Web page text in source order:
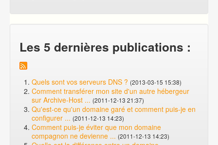
Les 5 dernières publications :
Quels sont vos serveurs DNS ? (2013-03-15 15:38)
Comment transférer mon site d'un autre hébergeur
sur Archive-Host ... (2011-12-13 21:37)
Qu'est-ce qu'un domaine garé et comment puis-je en
configurer ... (2011-12-13 14:23)
Comment puis-je éviter que mon domaine
compagnon ne devienne ... (2011-12-13 14:23)